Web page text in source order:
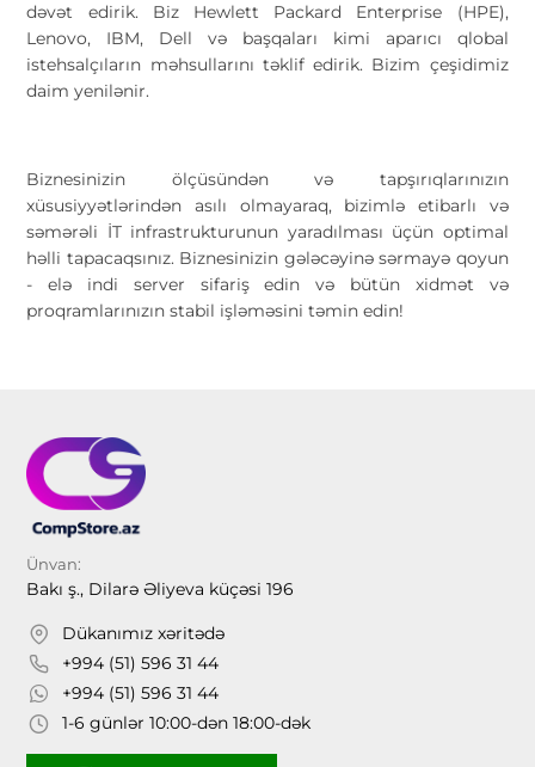
dəvət edirik. Biz Hewlett Packard Enterprise (HPE),
Lenovo, IBM, Dell və başqaları kimi aparıcı qlobal
istehsalçıların məhsullarını təklif edirik. Bizim çeşidimiz
daim yenilənir.
Biznesinizin ölçüsündən və tapşırıqlarınızın
xüsusiyyətlərindən asılı olmayaraq, bizimlə etibarlı və
səmərəli İT infrastrukturunun yaradılması üçün optimal
həlli tapacaqsınız. Biznesinizin gələcəyinə sərmayə qoyun
- elə indi server sifariş edin və bütün xidmət və
proqramlarınızın stabil işləməsini təmin edin!
Ünvan:
Bakı ş., Dilarə Əliyeva küçəsi 196
Dükanımız xəritədə
+994 (51) 596 31 44
+994 (51) 596 31 44
1-6 günlər 10:00-dən 18:00-dək